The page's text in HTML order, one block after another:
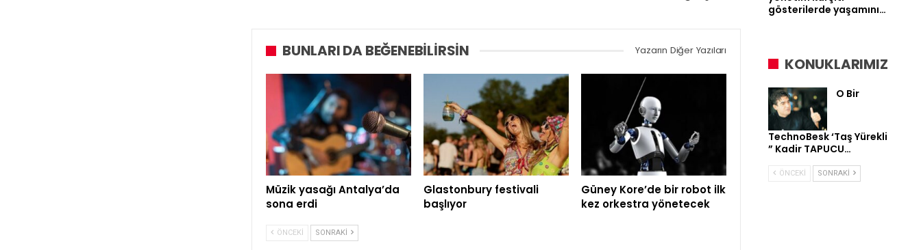
BUNLARI DA BEĞENEBILIRSIN Yazarın Diğer Yazıları
Müzik yasağı Antalya’da
sona erdi
Glastonbury festivali
başlıyor
Güney Kore’de bir robot ilk
kez orkestra yönetecek
ÖNCEKI SONRAKI
gösterilerde yaşamını…
KONUKLARIMIZ
O Bir
TechnoBesk ‘Taş Yürekli
” Kadir TAPUCU…
ÖNCEKI SONRAKI